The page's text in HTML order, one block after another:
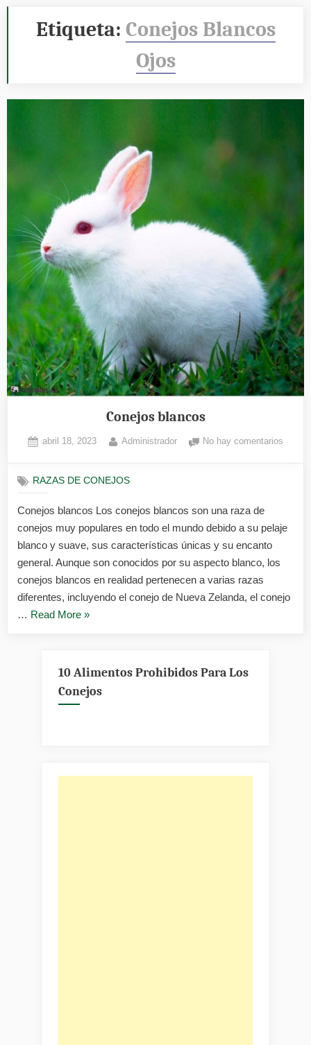
Etiqueta: Conejos Blancos
Ojos
Conejos blancos
Posted
abril 18, 2023 By
Administrador No hay comentarios
RAZAS DE CONEJOS
Conejos blancos Los conejos blancos son una raza de
conejos muy populares en todo el mundo debido a su pelaje
blanco y suave, sus características únicas y su encanto
general. Aunque son conocidos por su aspecto blanco, los
conejos blancos en realidad pertenecen a varias razas
diferentes, incluyendo el conejo de Nueva Zelanda, el conejo
… Read More«Conejos
»
10 Alimentos Prohibidos Para Los
Conejos